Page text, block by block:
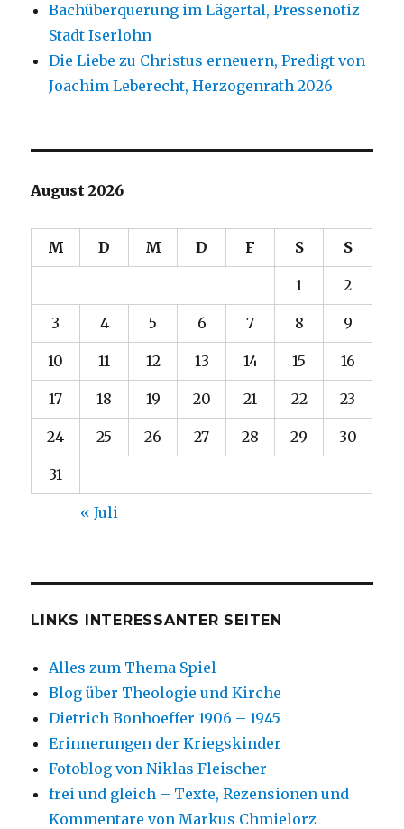
Bachüberquerung im Lägertal, Pressenotiz
Stadt Iserlohn
Die Liebe zu Christus erneuern, Predigt von
Joachim Leberecht, Herzogenrath 2026
August 2026
M D M D F S S
1 2
3 4 5 6 7 8 9
10 11 12 13 14 15 16
17 18 19 20 21 22 23
24 25 26 27 28 29 30
31
« Juli
LINKS INTERESSANTER SEITEN
Alles zum Thema Spiel
Blog über Theologie und Kirche
Dietrich Bonhoeffer 1906 – 1945
Erinnerungen der Kriegskinder
Fotoblog von Niklas Fleischer
frei und gleich – Texte, Rezensionen und
Kommentare von Markus Chmielorz